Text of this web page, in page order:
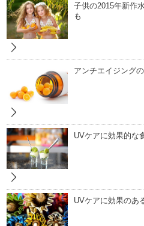
子供の2015年新作
も
アンチエイジング
UVケアに効果的な
UVケアに効果のあ